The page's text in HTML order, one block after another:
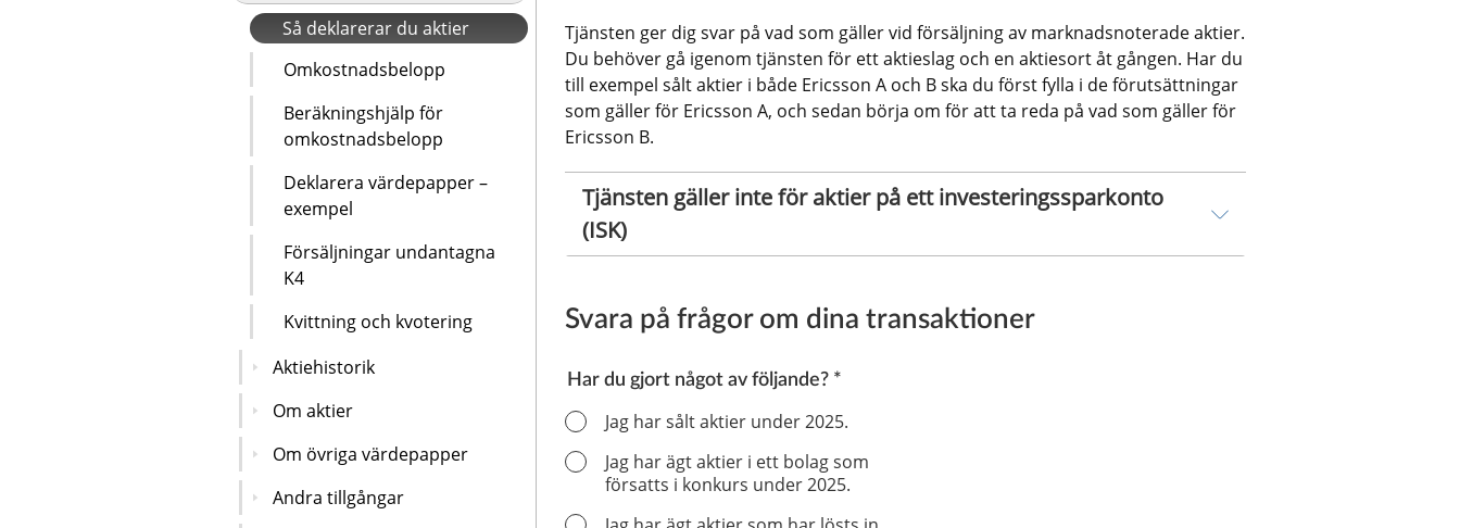
Så deklarerar du aktier
Omkostnadsbelopp
Beräkningshjälp för
omkostnadsbelopp
Deklarera värdepapper –
exempel
Försäljningar undantagna
K4
Kvittning och kvotering
Aktiehistorik
Om aktier
Om övriga värdepapper
Andra tillgångar
Tjänsten ger dig svar på vad som gäller vid försäljning av marknadsnoterade aktier.
Du behöver gå igenom tjänsten för ett aktieslag och en aktiesort åt gången. Har du
till exempel sålt aktier i både Ericsson A och B ska du först fylla i de förutsättningar
som gäller för Ericsson A, och sedan börja om för att ta reda på vad som gäller för
Ericsson B.
Tjänsten gäller inte för aktier på ett investeringssparkonto
(ISK)